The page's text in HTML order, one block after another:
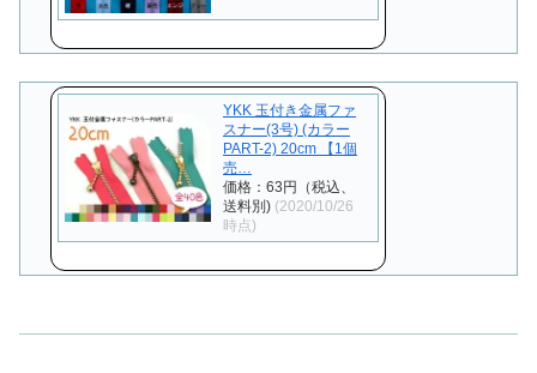
YKK 玉付き金属ファ
スナー(3号) (カラー
PART-2) 20cm 【1個
売…
価格：63円（税込、
送料別) (2020/10/26
時点)